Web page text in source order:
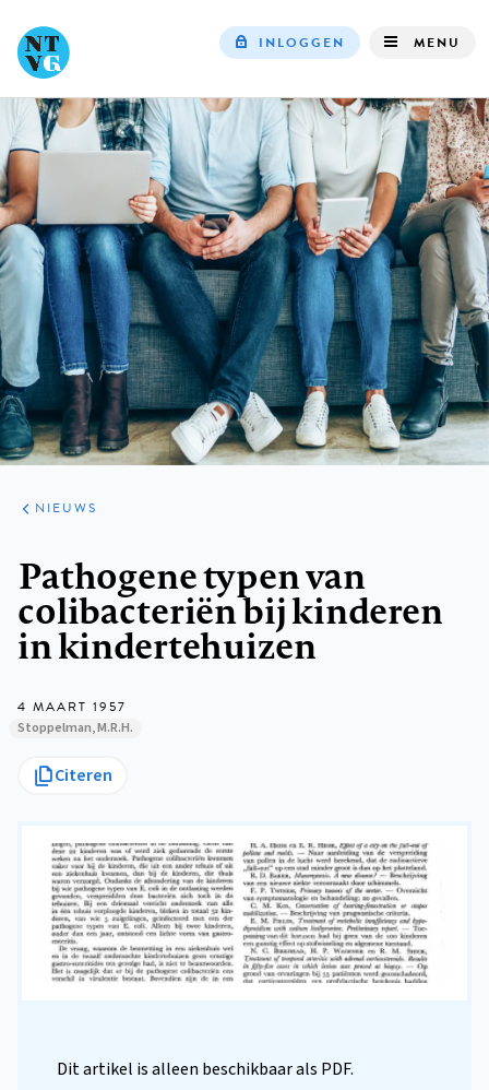
navigation
INLOGGEN MENU
ARTIKELEN
HET
KORT
NIEUWS
Pathogene typen van
colibacteriën bij kinderen
in kindertehuizen
4 MAART 1957
Stoppelman, M.R.H.
Citeren
Dit artikel is alleen beschikbaar als PDF.